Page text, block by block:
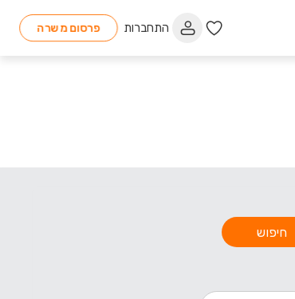
התחברות פרסום משרה
חיפוש